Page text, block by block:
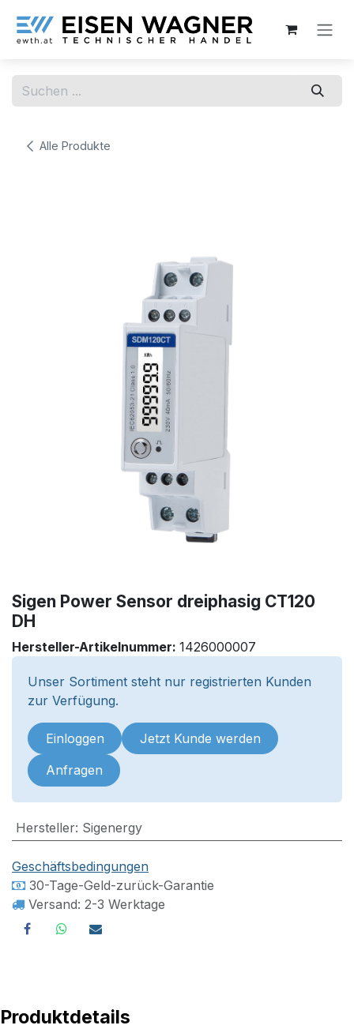
Alle Produkte
Sigen Power Sensor dreiphasig CT120
DH
Hersteller-Artikelnummer: 1426000007
Unser Sortiment steht nur registrierten Kunden
zur Verfügung.
Einloggen Jetzt Kunde werden
Anfragen
Hersteller: Sigenergy
Geschäftsbedingungen
30-Tage-Geld-zurück-Garantie
Versand: 2-3 Werktage
Produktdetails